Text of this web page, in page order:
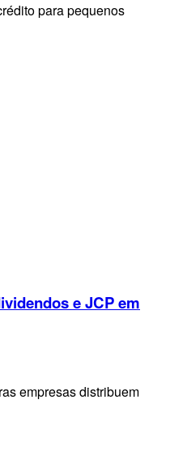
para pequenos
e JCP em
empresas distribuem